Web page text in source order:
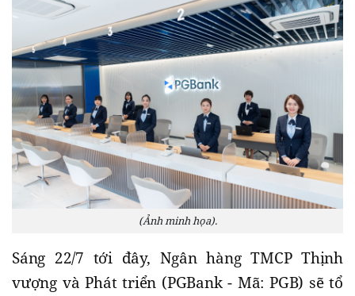
(Ảnh minh họa).
Sáng 22/7 tới đây, Ngân hàng TMCP Thịnh
vượng và Phát triển (PGBank - Mã: PGB) sẽ tổ